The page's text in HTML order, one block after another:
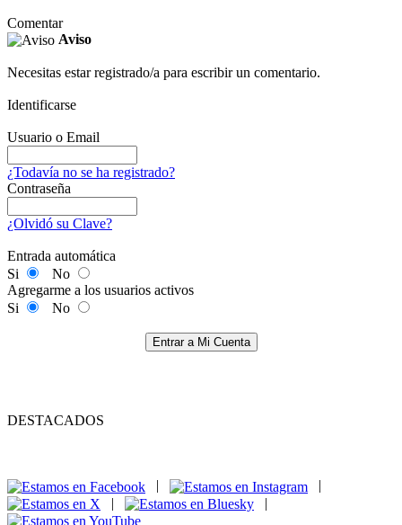
Comentar
Aviso
Necesitas estar registrado/a para escribir un comentario.
Identificarse
Usuario o Email
¿Todavía no se ha registrado?
Contraseña
¿Olvidó su Clave?
Entrada automática
Si
No
Agregarme a los usuarios activos
Si
No
Entrar a Mi Cuenta
DESTACADOS
|
|